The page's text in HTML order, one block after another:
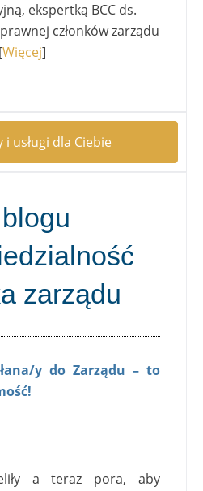
ekspertką BCC ds.
członków zarządu
[Więcej]
usługi dla Ciebie
zarządu
y do Zarządu – to
a teraz pora, aby